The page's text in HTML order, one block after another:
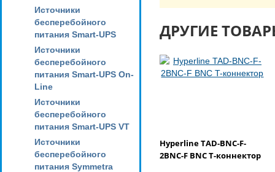
Источники
бесперебойного
питания Smart-UPS
Источники
бесперебойного
питания Smart-UPS On-
Line
Источники
бесперебойного
питания Smart-UPS VT
Источники
бесперебойного
питания Symmetra
ДРУГИЕ
Hyperline TAD-BNC-F-
2BNC-F BNC T-коннектор